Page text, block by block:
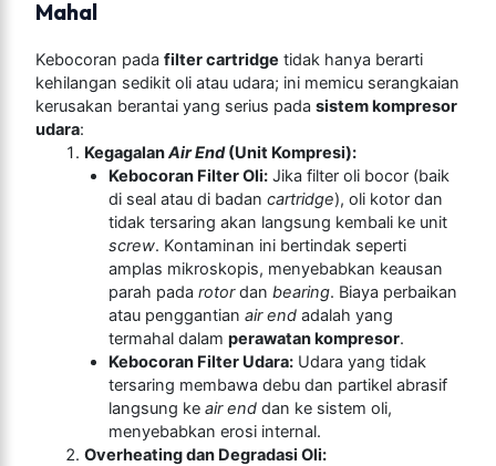
Mahal
Kebocoran padafilter cartridge tidak hanya berarti
kehilangan sedikit oli atau udara; ini memicu serangkaian
kerusakan berantai yang serius padasistem kompresor
udara:
KegagalanAir End(Unit Kompresi):
Kebocoran Filter Oli: Jika filter oli bocor (baik
di seal atau di badancartridge), oli kotor dan
tidak tersaring akan langsung kembali ke unit
screw. Kontaminan ini bertindak seperti
amplas mikroskopis, menyebabkan keausan
parah padarotordanbearing. Biaya perbaikan
atau penggantianair end adalah yang
termahal dalamperawatan kompresor.
Kebocoran Filter Udara: Udara yang tidak
tersaring membawa debu dan partikel abrasif
langsung keair end dan ke sistem oli,
menyebabkan erosi internal.
Overheating dan Degradasi Oli: